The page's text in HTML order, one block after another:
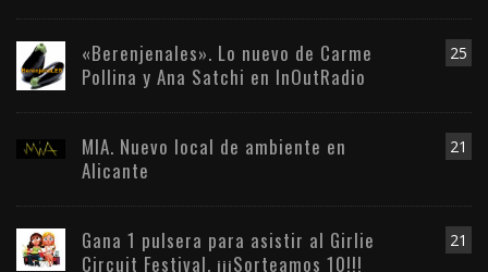
25
«Berenjenales». Lo nuevo de Carme
Pollina y Ana Satchi en InOutRadio
21
MIA. Nuevo local de ambiente en
Alicante
21
Gana 1 pulsera para asistir al Girlie
Circuit Festival. ¡¡¡Sorteamos 10!!!